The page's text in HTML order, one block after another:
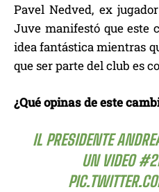
Pavel Nedved, ex
Juve manifestó que este
idea fantástica mientras
que ser parte del club es
¿Qué opinas de este
IL PRESIDENTE
UN VIDEO